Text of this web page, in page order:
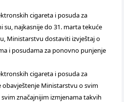
cigareta i posuda za
najkasnije do 31. marta tekuće
Ministarstvu dostaviti izvještaj o
i posudama za ponovno punjenje
cigareta i posuda za
Ministarstvu o svim
značajnijim izmjenama takvih